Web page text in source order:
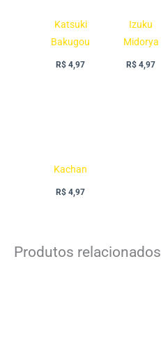
Katsuki
Bakugou
R$ 4,97
Izuku
Midorya
R$ 4,97
Kachan
R$ 4,97
Produtos relacionados